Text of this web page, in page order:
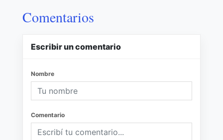
Comentarios
Escribir un comentario
Nombre
Comentario